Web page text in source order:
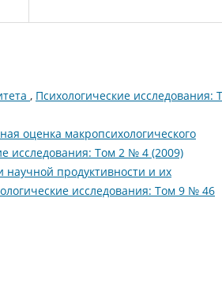
, Психологические исследования:
оценка макропсихологического
исследования: Том 2 № 4 (2009)
научной продуктивности и их
исследования: Том 9 № 46